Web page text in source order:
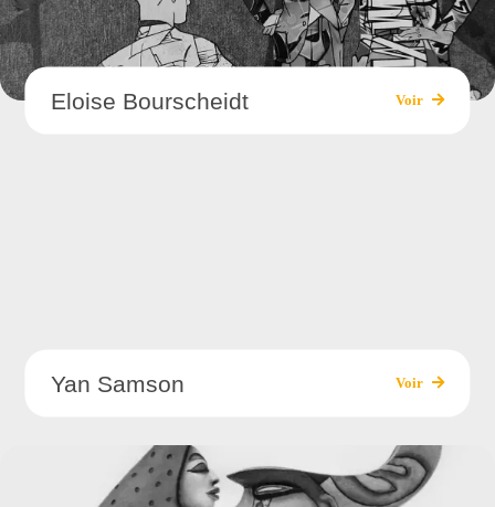
Eloise Bourscheidt Voir
Yan Samson Voir